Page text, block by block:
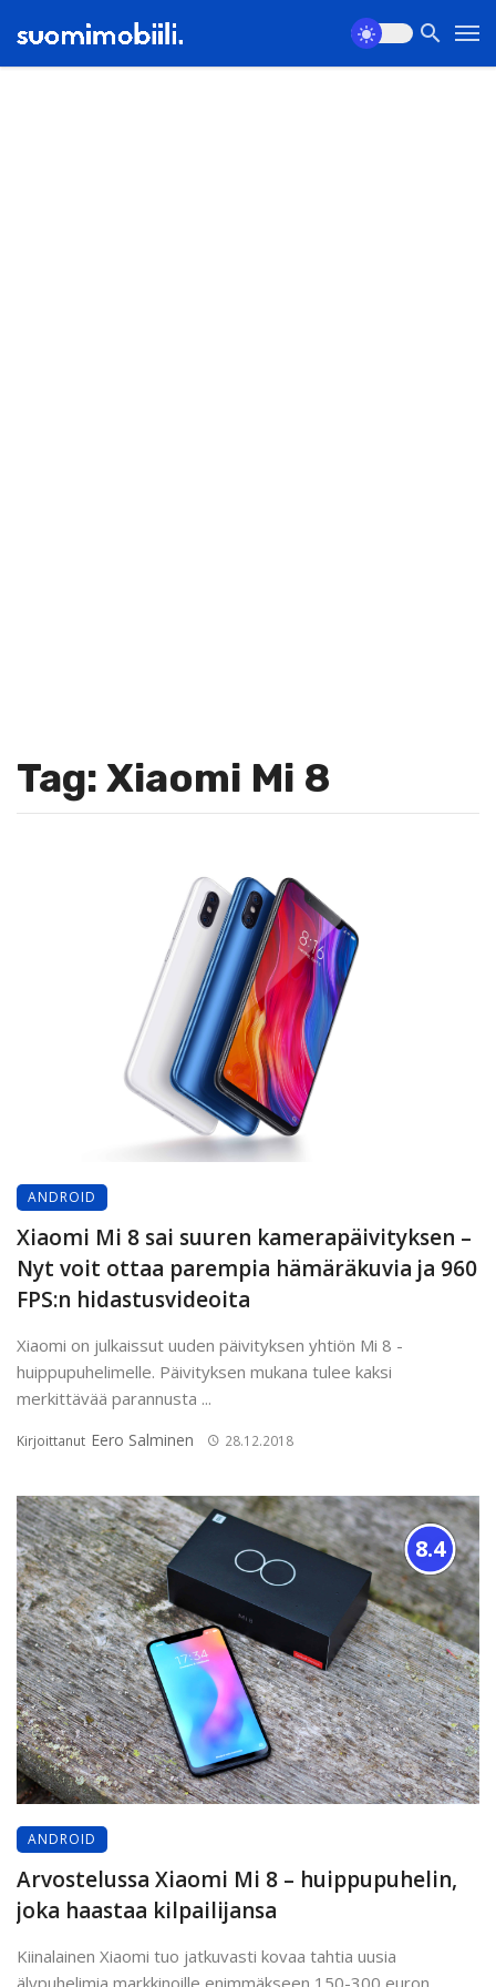
Tag: Xiaomi Mi 8
ANDROID
Xiaomi Mi 8 sai suuren kamerapäivityksen –
Nyt voit ottaa parempia hämäräkuvia ja 960
FPS:n hidastusvideoita
Xiaomi on julkaissut uuden päivityksen yhtiön Mi 8 -
huippupuhelimelle. Päivityksen mukana tulee kaksi
merkittävää parannusta ...
Kirjoittanut Eero Salminen 28.12.2018
8.4
ANDROID
Arvostelussa Xiaomi Mi 8 – huippupuhelin,
joka haastaa kilpailijansa
Kiinalainen Xiaomi tuo jatkuvasti kovaa tahtia uusia